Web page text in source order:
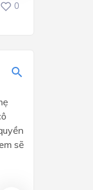
0
sẽ